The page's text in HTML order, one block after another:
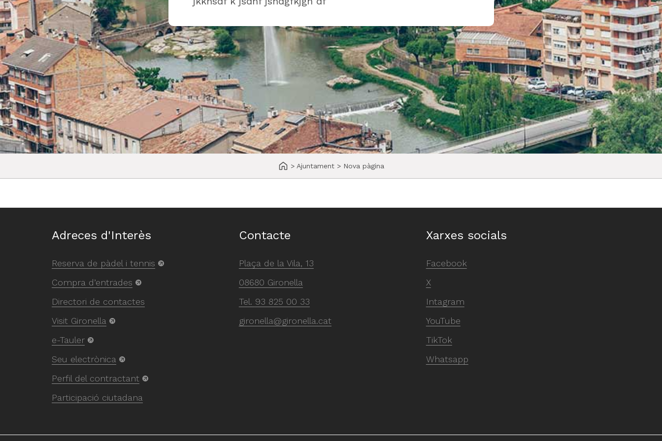
> Ajuntament> Nova pàgina
Adreces d'Interès
Reserva de pàdel i tennis
Compra d’entrades
Directori de contactes
Visit Gironella
e-Tauler
Seu electrònica
Perfil del contractant
Participació ciutadana
Contacte
Plaça de la Vila, 13
08680 Gironella
Tel. 93 825 00 33
gironella@gironella.cat
Xarxes socials
Facebook
X
Intagram
YouTube
TikTok
Whatsapp